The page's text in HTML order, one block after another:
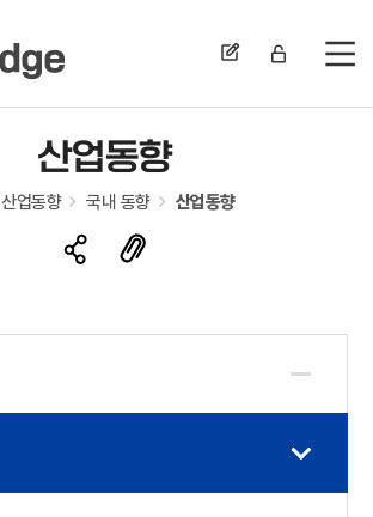
전
산업동향
산업동향 국내 동향 산업동향